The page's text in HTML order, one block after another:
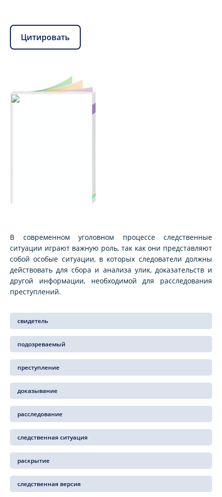
Цитировать
В современном уголовном процессе следственные
ситуации играют важную роль, так как они представляют
собой особые ситуации, в которых следователи должны
действовать для сбора и анализа улик, доказательств и
другой информации, необходимой для расследования
преступлений.
свидетель
подозреваемый
преступление
доказывание
расследование
следственная ситуация
раскрытие
следственная версия